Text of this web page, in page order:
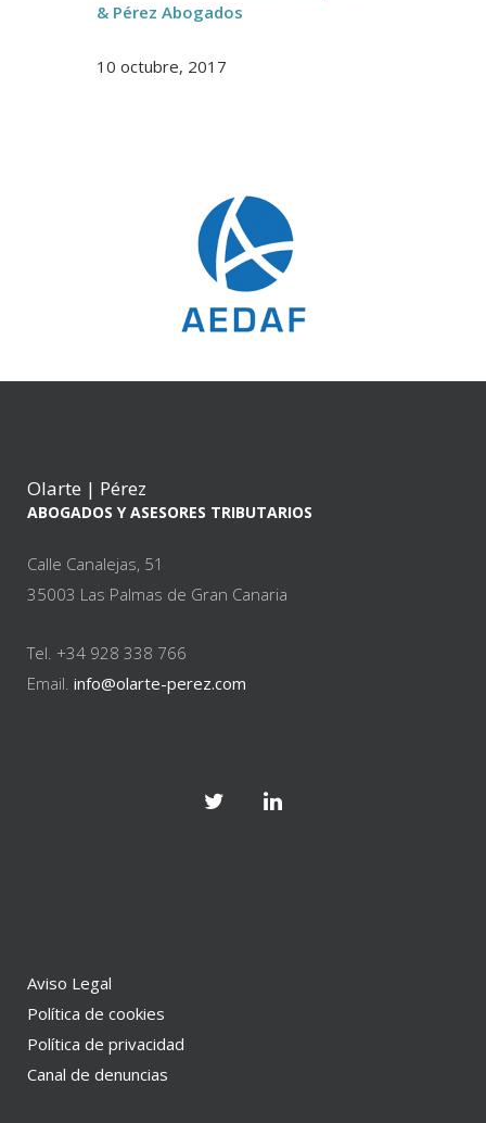
& Pérez Abogados
10 octubre, 2017
Olarte | Pérez
ABOGADOS Y ASESORES TRIBUTARIOS
Calle Canalejas, 51
35003 Las Palmas de Gran Canaria
Tel. +34 928 338 766
Email. info@olarte-perez.com
Aviso Legal
Política de cookies
Política de privacidad
Canal de denuncias